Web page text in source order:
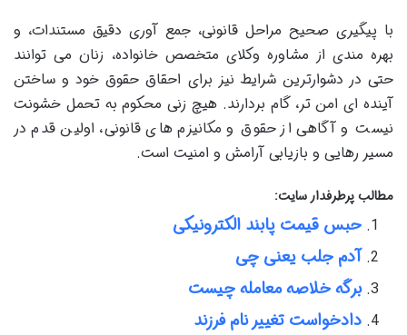
با پیگیری صحیح مراحل قانونی، جمع آوری دقیق مستندات، و
بهره مندی از مشاوره وکلای متخصص خانواده، زنان می توانند
حتی در دشوارترین شرایط نیز برای احقاق حقوق خود و ساختن
آینده ای امن تر، گام بردارند. هیچ زنی محکوم به تحمل خشونت
نیست و آگاهی از حقوق و مکانیزم های قانونی، اولین قدم در
مسیر رهایی و بازیابی آرامش و امنیت است.
مطالب پرطرفدار سایت:
حبس قیمت پابند الکترونیکی
آدم جلب یعنی چی
برگه خلاصه معامله چیست
دادخواست تغییر نام فرزند